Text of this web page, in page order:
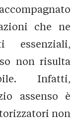
che ne
essenziali,
non risulta
Infatti,
assenso è
non